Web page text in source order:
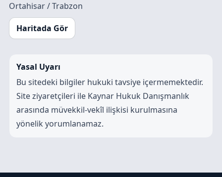
Ortahisar / Trabzon
Haritada Gör
Yasal Uyarı
Bu sitedeki bilgiler hukuki tavsiye içermemektedir.
Site ziyaretçileri ile Kaynar Hukuk Danışmanlık
arasında müvekkil-vekîl ilişkisi kurulmasına
yönelik yorumlanamaz.